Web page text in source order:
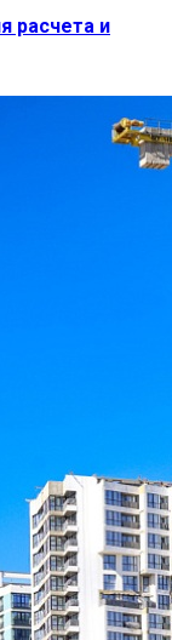
расчета и